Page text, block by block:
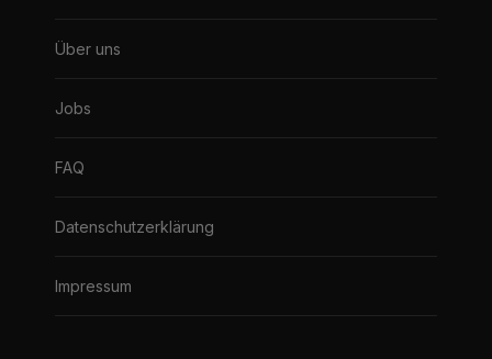
Über uns
Jobs
FAQ
Datenschutzerklärung
Impressum